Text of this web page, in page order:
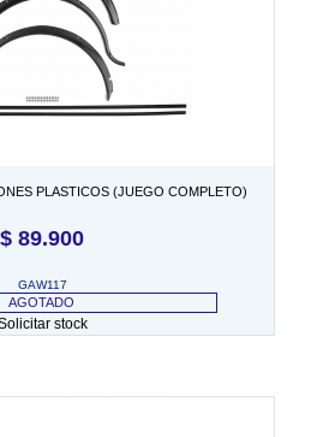
PLASTICOS (JUEGO COMPLETO)
$ 89.900
GAW117
AGOTADO
stock